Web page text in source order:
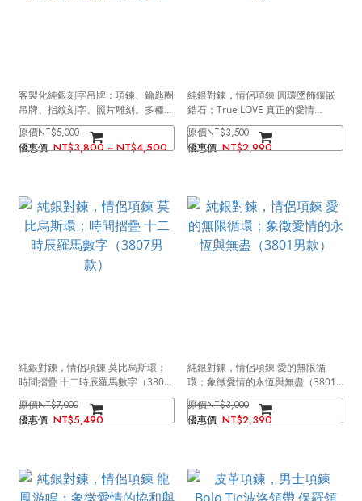
客製化純銀刻字吊牌：項鍊、鑰匙圈
吊牌、指紋刻字、照片雕刻。多種樣
式選擇 紀念品推薦（0160 ）
NT$5,000
NT$3,800 ~ NT$4,500
純銀對鍊，情侶項鍊 圓環墜飾鑲嵌
鋯石；True LOVE 真正的愛情
（3810男款）
NT$3,500
NT$2,990
純銀對鍊，情侶項鍊 莫比烏斯環；
時間摺疊 十二時辰羅馬數字（3807
男款）
NT$7,000
NT$5,490
純銀對鍊，情侶項鍊 愛的無限循
環；象徵愛情的永恆與無盡（3801
男款）
NT$3,000
NT$2,390